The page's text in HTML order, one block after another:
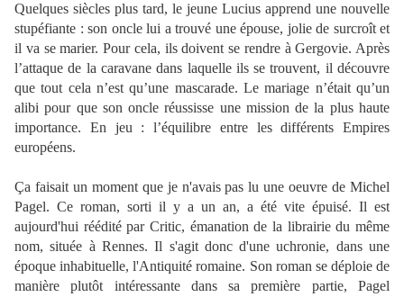
Quelques siècles plus tard, le jeune Lucius apprend une nouvelle
stupéfiante : son oncle lui a trouvé une épouse, jolie de surcroît et
il va se marier. Pour cela, ils doivent se rendre à Gergovie. Après
l’attaque de la caravane dans laquelle ils se trouvent, il découvre
que tout cela n’est qu’une mascarade. Le mariage n’était qu’un
alibi pour que son oncle réussisse une mission de la plus haute
importance. En jeu : l’équilibre entre les différents Empires
européens.
Ça faisait un moment que je n'avais pas lu une oeuvre de Michel
Pagel. Ce roman, sorti il y a un an, a été vite épuisé. Il est
aujourd'hui réédité par Critic, émanation de la librairie du même
nom, située à Rennes. Il s'agit donc d'une uchronie, dans une
époque inhabituelle, l'Antiquité romaine. Son roman se déploie de
manière plutôt intéressante dans sa première partie, Pagel